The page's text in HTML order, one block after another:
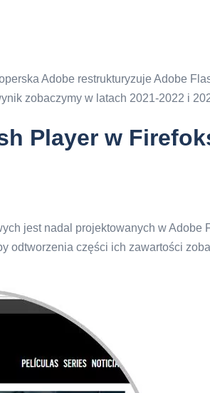
Adobe restrukturyzuje Adobe
zobaczymy w latach 2021-2022 i
Player w
jest nadal projektowanych w Adobe
odtworzenia części ich zawartości